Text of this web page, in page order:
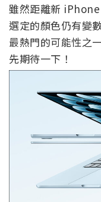
雖然距離新
選定的顏色仍有變
最熱門的可能性之
先期待一下！